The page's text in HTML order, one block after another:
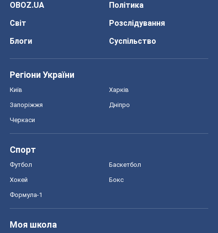
OBOZ.UA
Політика
Світ
Розслідування
Блоги
Суспільство
Регіони України
Київ Харків
Запоріжжя Дніпро
Черкаси
Спорт
Футбол Баскетбол
Хокей Бокс
Формула-1
Моя школа